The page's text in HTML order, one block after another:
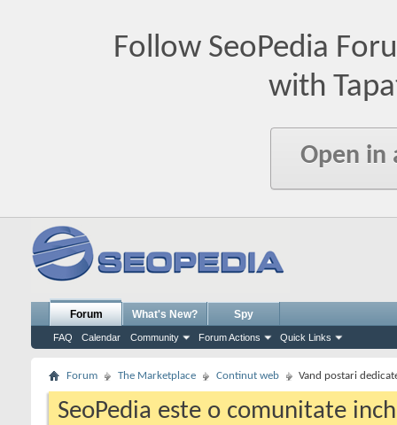
Follow SeoPedia
with
Open in
Forum
FAQ Calendar Community Forum Actions Quick Links
What's New? Spy
Forum The Marketplace Continut web Vand postari
SeoPedia este o comunitate